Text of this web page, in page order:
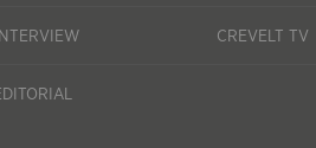
INTERVIEW CREVELT TV